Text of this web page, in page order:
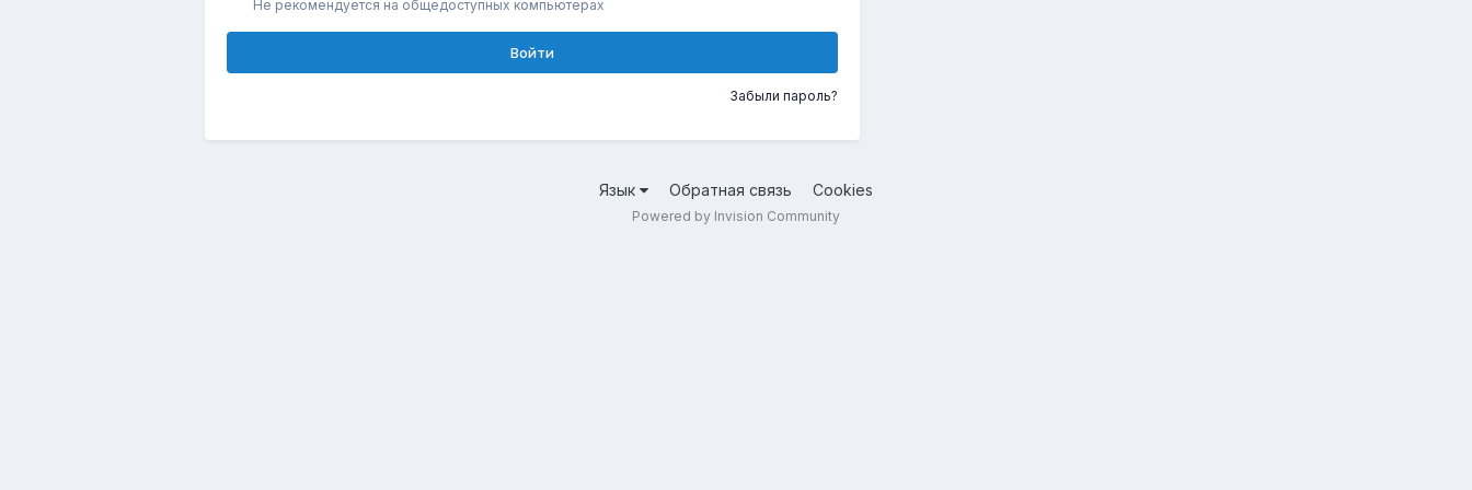
Не рекомендуется на общедоступных компьютерах
Войти
Забыли пароль?
Язык Обратная связь Cookies
Powered by Invision Community